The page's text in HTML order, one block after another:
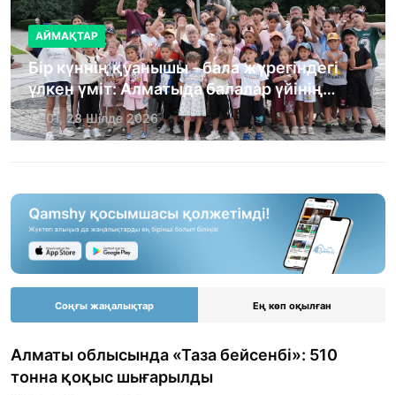
АЙМАҚТАР
Бір күннің қуанышы - бала жүрегіндегі
үлкен үміт: Алматыда балалар үйінің
тәрбиеленушілеріне мерекелік күн
ұйымдастырылды
12:01, 28 Шілде 2026
Соңғы жаңалықтар Ең көп оқылған
Алматы облысында «Таза бейсенбі»: 510
тонна қоқыс шығарылды